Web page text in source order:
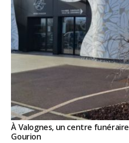
À Valognes, un centre
Gourion